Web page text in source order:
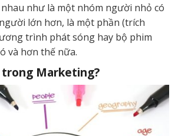
như là một nhóm người nhỏ có
lớn hơn, là một phần (trích
trình phát sóng hay bộ phim
và hơn thế nữa.
Marketing?